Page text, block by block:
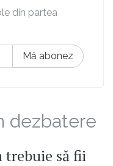
din partea
Mă abonez
dezbatere
trebuie să fii